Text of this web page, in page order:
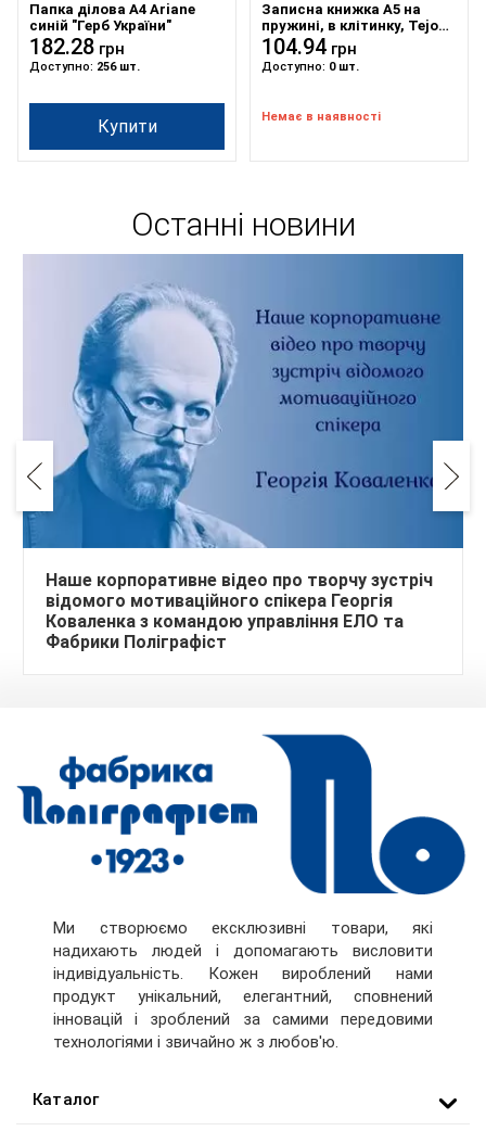
Папка ділова А4 Ariane
синій "Герб України"
182.28 грн
Доступно: 256 шт.
Купити
Записна книжка А5 на
пружині, в клітинку, Tejo
на гумці бордова
104.94 грн
Доступно: 0 шт.
Немає в наявності
Останні новини
Наше корпоративне відео про творчу зустріч
відомого мотиваційного спікера Георгія
Коваленка з командою управління ЕЛО та
Фабрики Поліграфіст
Ми створюємо ексклюзивні товари, які
надихають людей і допомагають висловити
індивідуальність. Кожен вироблений нами
продукт унікальний, елегантний, сповнений
інновацій і зроблений за самими передовими
технологіями і звичайно ж з любов'ю.
Каталог